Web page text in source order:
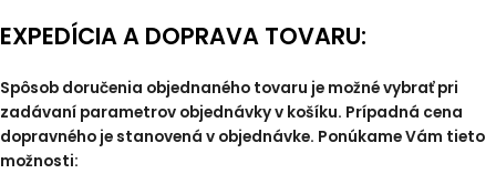
EXPEDÍCIA A DOPRAVA TOVARU:
Spôsob doručenia objednaného tovaru je možné vybrať pri
zadávaní parametrov objednávky v košíku. Prípadná cena
dopravného je stanovená v objednávke. Ponúkame Vám tieto
možnosti: